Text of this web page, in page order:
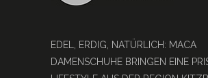
EDEL, ERDIG, NATÜRLICH: MACA
DAMENSCHUHE BRINGEN EINE